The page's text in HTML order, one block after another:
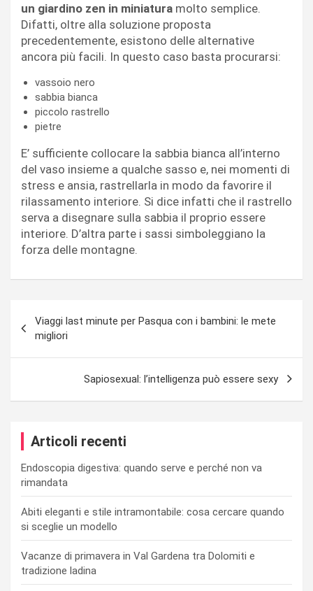
un giardino zen in miniatura molto semplice.
Difatti, oltre alla soluzione proposta
precedentemente, esistono delle alternative
ancora più facili. In questo caso basta procurarsi:
vassoio nero
sabbia bianca
piccolo rastrello
pietre
E’ sufficiente collocare la sabbia bianca all’interno
del vaso insieme a qualche sasso e, nei momenti di
stress e ansia, rastrellarla in modo da favorire il
rilassamento interiore. Si dice infatti che il rastrello
serva a disegnare sulla sabbia il proprio essere
interiore. D’altra parte i sassi simboleggiano la
forza delle montagne.
articoli
Viaggi last minute per Pasqua con i bambini: le mete
migliori
Sapiosexual: l’intelligenza può essere sexy
Articoli recenti
Endoscopia digestiva: quando serve e perché non va
rimandata
Abiti eleganti e stile intramontabile: cosa cercare quando
si sceglie un modello
Vacanze di primavera in Val Gardena tra Dolomiti e
tradizione ladina